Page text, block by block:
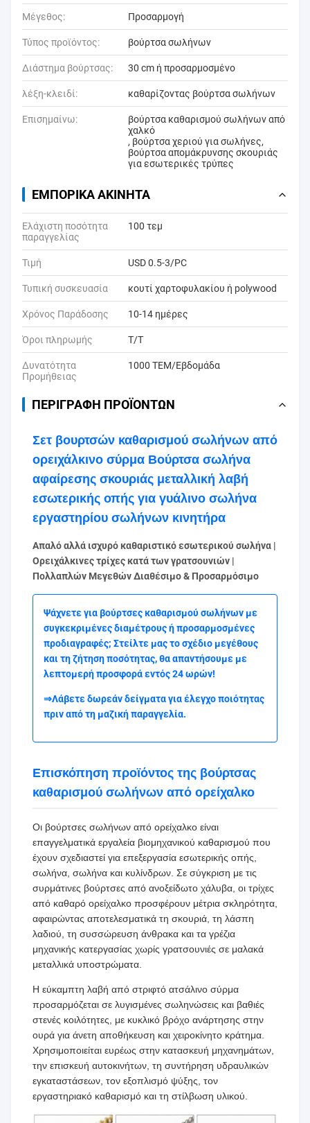
Μέγεθος: Προσαρμογή
Τύπος προϊόντος: βούρτσα σωλήνων
Διάστημα βούρτσας: 30 cm ή προσαρμοσμένο
λέξη-κλειδί: καθαρίζοντας βούρτσα σωλήνων
Επισημαίνω:
βούρτσα καθαρισμού σωλήνων από
χαλκό
, βούρτσα χεριού για σωλήνες,
βούρτσα απομάκρυνσης σκουριάς
για εσωτερικές τρύπες
ΕΜΠΟΡΙΚΆ ΑΚΊΝΗΤΑ
Ελάχιστη ποσότητα
παραγγελίας
100 τεμ
Τιμή USD 0.5-3/PC
Τυπική συσκευασία κουτί χαρτοφυλακίου ή polywood
Χρόνος Παράδοσης 10-14 ημέρες
Όροι πληρωμής T/T
Δυνατότητα
Προμήθειας
1000 ΤΕΜ/Εβδομάδα
ΠΕΡΙΓΡΑΦΉ ΠΡΟΪΌΝΤΩΝ
Σετ βουρτσών καθαρισμού σωλήνων από
ορειχάλκινο σύρμα Βούρτσα σωλήνα
αφαίρεσης σκουριάς μεταλλική λαβή
εσωτερικής οπής για γυάλινο σωλήνα
εργαστηρίου σωλήνων κινητήρα
Απαλό αλλά ισχυρό καθαριστικό εσωτερικού σωλήνα |
Ορειχάλκινες τρίχες κατά των γρατσουνιών |
Πολλαπλών Μεγεθών Διαθέσιμο & Προσαρμόσιμο
Ψάχνετε για βούρτσες καθαρισμού σωλήνων με
συγκεκριμένες διαμέτρους ή προσαρμοσμένες
προδιαγραφές; Στείλτε μας το σχέδιο μεγέθους
και τη ζήτηση ποσότητας, θα απαντήσουμε με
λεπτομερή προσφορά εντός 24 ωρών!
⇒Λάβετε δωρεάν δείγματα για έλεγχο ποιότητας
πριν από τη μαζική παραγγελία.
Επισκόπηση προϊόντος της βούρτσας
καθαρισμού σωλήνων από ορείχαλκο
Οι βούρτσες σωλήνων από ορείχαλκο είναι
επαγγελματικά εργαλεία βιομηχανικού καθαρισμού που
έχουν σχεδιαστεί για επεξεργασία εσωτερικής οπής,
σωλήνα, σωλήνα και κυλίνδρων. Σε σύγκριση με τις
συρμάτινες βούρτσες από ανοξείδωτο χάλυβα, οι τρίχες
από καθαρό ορείχαλκο προσφέρουν μέτρια σκληρότητα,
αφαιρώντας αποτελεσματικά τη σκουριά, τη λάσπη
λαδιού, τη συσσώρευση άνθρακα και τα γρέζια
μηχανικής κατεργασίας χωρίς γρατσουνιές σε μαλακά
μεταλλικά υποστρώματα.
Η εύκαμπτη λαβή από στριφτό ατσάλινο σύρμα
προσαρμόζεται σε λυγισμένες σωληνώσεις και βαθιές
στενές κοιλότητες, με κυκλικό βρόχο ανάρτησης στην
ουρά για άνετη αποθήκευση και χειροκίνητο κράτημα.
Χρησιμοποιείται ευρέως στην κατασκευή μηχανημάτων,
την επισκευή αυτοκινήτων, τη συντήρηση υδραυλικών
εγκαταστάσεων, τον εξοπλισμό ψύξης, τον
εργαστηριακό καθαρισμό και τη στίλβωση υλικού.